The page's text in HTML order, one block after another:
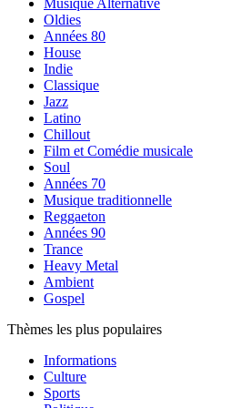
Musique Alternative
Oldies
Années 80
House
Indie
Classique
Jazz
Latino
Chillout
Film et Comédie musicale
Soul
Années 70
Musique traditionnelle
Reggaeton
Années 90
Trance
Heavy Metal
Ambient
Gospel
Thèmes les plus populaires
Informations
Culture
Sports